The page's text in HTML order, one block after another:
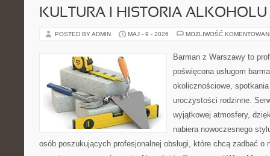
KULTURA I HISTORIA ALKOHOLU
POSTED BY ADMIN MAJ - 9 - 2026 MOŻLIWOŚĆ
Barman z Warszawy to
poświęcona usługom
okolicznościowe,
uroczystości rodzinne.
wyjątkowej atmosfery,
nabiera nowoczesnego
osób poszukujących profesjonalnej obsługi, które chcą zadbać o